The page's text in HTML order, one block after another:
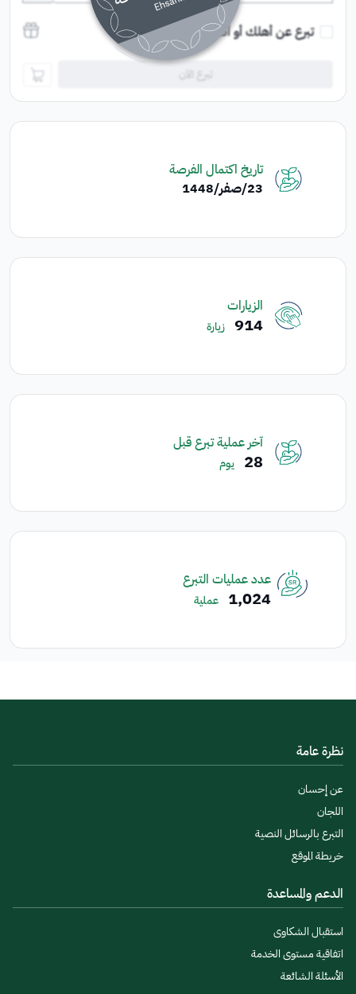
تبرع عن أهلك أو أصدقائك وشاركهم الأجر
تبرع الآن
تاريخ اكتمال الفرصة
23‏/صفر‏/1448
الزيارات
914 زيارة
آخر عملية تبرع قبل
28 يوم
عدد عمليات التبرع
1,024 عملية
نظرة عامة
عن إحسان
اللجان
التبرع بالرسائل النصية
خريطة الموقع
الدعم والمساعدة
استقبال الشكاوى
اتفاقية مستوى الخدمة
الأسئلة الشائعة